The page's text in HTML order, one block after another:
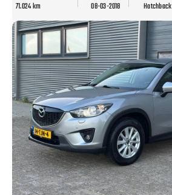
71.024 km 08-03-2018 Hatchback